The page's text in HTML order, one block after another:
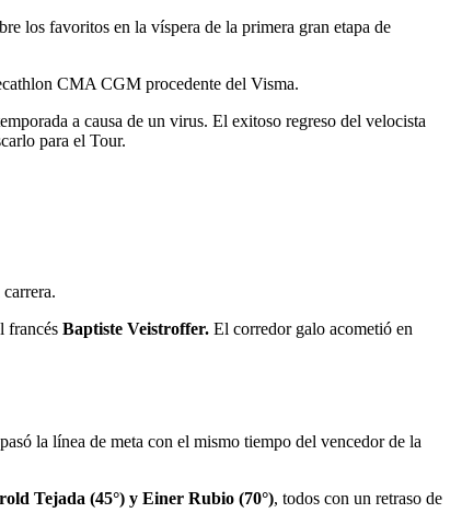
los favoritos en la víspera de la primera gran etapa de
CMA CGM procedente del Visma.
a causa de un virus. El exitoso regreso del velocista
para el Tour.
francés Baptiste Veistroffer. El corredor galo acometió en
la línea de meta con el mismo tiempo del vencedor de la
Tejada (45°) y Einer Rubio (70°), todos con un retraso de